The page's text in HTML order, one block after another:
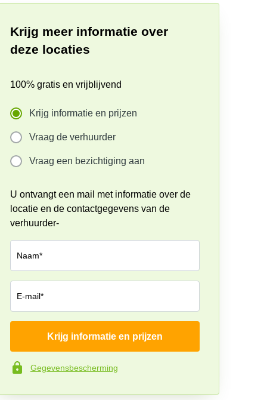
Krijg meer informatie over
deze locaties
100% gratis en vrijblijvend
Krijg informatie en prijzen
Vraag de verhuurder
Vraag een bezichtiging aan
U ontvangt een mail met informatie over de
locatie en de contactgegevens van de
verhuurder-
Naam*
E-mail*
Telefoonnummer*
Krijg informatie en prijzen
Gegevensbescherming